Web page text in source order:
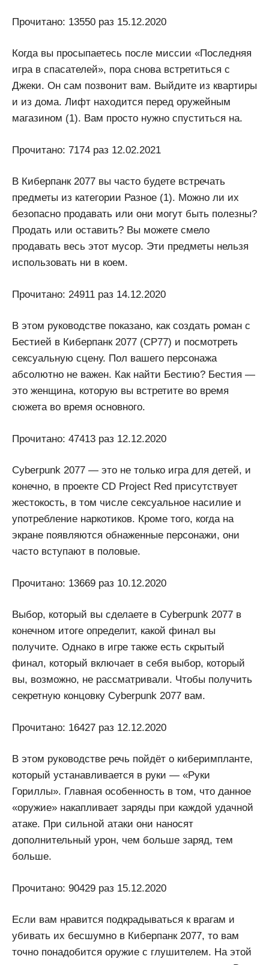
Прочитано: 13550 раз 15.12.2020
Когда вы просыпаетесь после миссии «Последняя
игра в спасателей», пора снова встретиться с
Джеки. Он сам позвонит вам. Выйдите из квартиры
и из дома. Лифт находится перед оружейным
магазином (1). Вам просто нужно спуститься на.
Прочитано: 7174 раз 12.02.2021
В Киберпанк 2077 вы часто будете встречать
предметы из категории Разное (1). Можно ли их
безопасно продавать или они могут быть полезны?
Продать или оставить? Вы можете смело
продавать весь этот мусор. Эти предметы нельзя
использовать ни в коем.
Прочитано: 24911 раз 14.12.2020
В этом руководстве показано, как создать роман с
Бестией в Киберпанк 2077 (CP77) и посмотреть
сексуальную сцену. Пол вашего персонажа
абсолютно не важен. Как найти Бестию? Бестия —
это женщина, которую вы встретите во время
сюжета во время основного.
Прочитано: 47413 раз 12.12.2020
Cyberpunk 2077 — это не только игра для детей, и
конечно, в проекте CD Project Red присутствует
жестокость, в том числе сексуальное насилие и
употребление наркотиков. Кроме того, когда на
экране появляются обнаженные персонажи, они
часто вступают в половые.
Прочитано: 13669 раз 10.12.2020
Выбор, который вы сделаете в Cyberpunk 2077 в
конечном итоге определит, какой финал вы
получите. Однако в игре также есть скрытый
финал, который включает в себя выбор, который
вы, возможно, не рассматривали. Чтобы получить
секретную концовку Cyberpunk 2077 вам.
Прочитано: 16427 раз 12.12.2020
В этом руководстве речь пойдёт о киберимпланте,
который устанавливается в руки — «Руки
Гориллы». Главная особенность в том, что данное
«оружие» накапливает заряды при каждой удачной
атаке. При сильной атаки они наносят
дополнительный урон, чем больше заряд, тем
больше.
Прочитано: 90429 раз 15.12.2020
Если вам нравится подкрадываться к врагам и
убивать их бесшумно в Киберпанк 2077, то вам
точно понадобится оружие с глушителем. На этой